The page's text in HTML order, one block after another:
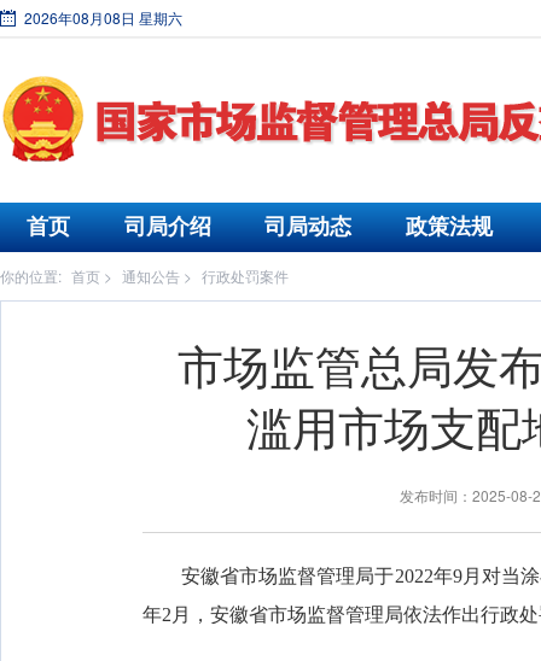
2026年08月08日 星期六
首页 司局介绍 司局动态 政策法规
你的位置: 首页 > 通知公告 > 行政处罚案件
市场监管总局发
滥用市场支配
发布时间：2025-
安徽省市场监督管理局于2022年9月对当
年2月，安徽省市场监督管理局依法作出行政